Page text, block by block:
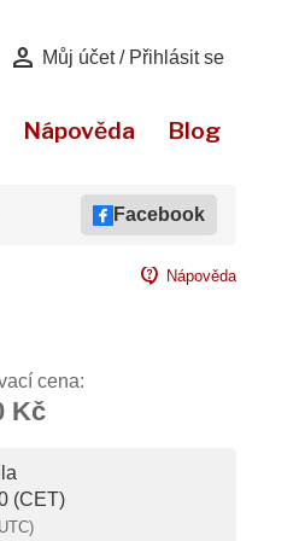
person Můj účet / Přihlásit se
Nápověda Blog
Facebook
contact_support Nápověda
cena:
Kč
(CET)